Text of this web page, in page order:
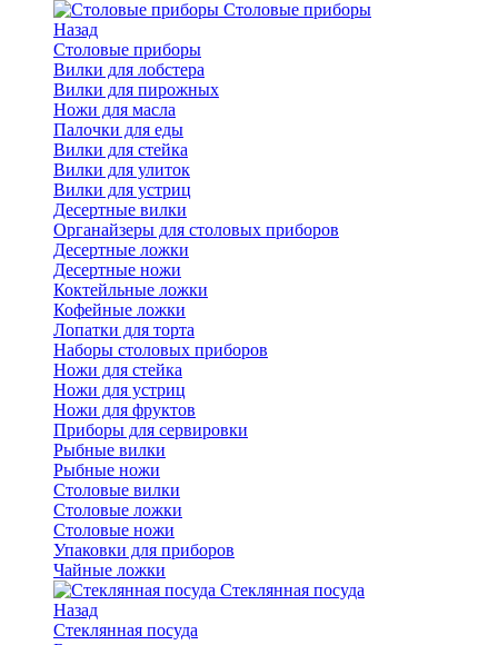
Cтоловые приборы
Назад
Cтоловые приборы
Вилки для лобстера
Вилки для пирожных
Ножи для масла
Палочки для еды
Вилки для стейка
Вилки для улиток
Вилки для устриц
Десертные вилки
Органайзеры для столовых приборов
Десертные ложки
Десертные ножи
Коктейльные ложки
Кофейные ложки
Лопатки для торта
Наборы столовых приборов
Ножи для стейка
Ножи для устриц
Ножи для фруктов
Приборы для сервировки
Рыбные вилки
Рыбные ножи
Столовые вилки
Столовые ложки
Столовые ножи
Упаковки для приборов
Чайные ложки
Стеклянная посуда
Назад
Стеклянная посуда